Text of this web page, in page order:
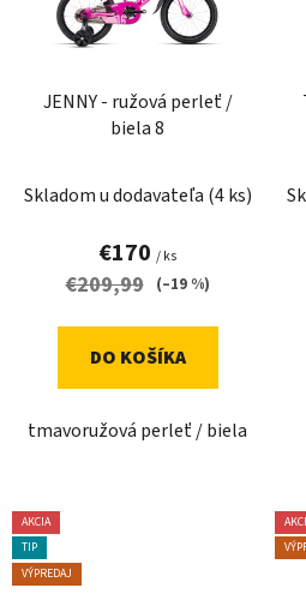
JENNY - ružová perleť /
biela 8
Skladom u dodavateľa (4 ks)
€170 / ks
€209,99 (–19 %)
DO KOŠÍKA
tmavoružová perleť / biela
AKCIA
TIP
VÝPREDAJ